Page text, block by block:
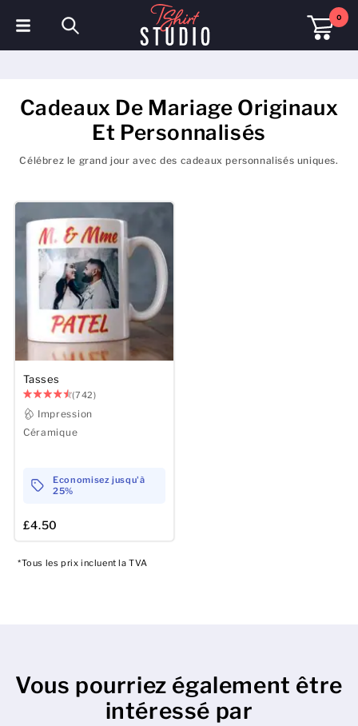
0
Chapeaux et Casquettes
Vêtements de sport
Vêtements de travail
Polaires & Vestes
Haute visibilité
Hommes
Femmes
Accessoires de sport
Cadeaux De Mariage Originaux
Et Personnalisés
Célébrez le grand jour avec des cadeaux personnalisés uniques.
Tasses
(742)
Impression
Céramique
Economisez jusqu'à
25%
£4.50
*Tous les prix incluent la TVA
Vous pourriez également être
intéressé par